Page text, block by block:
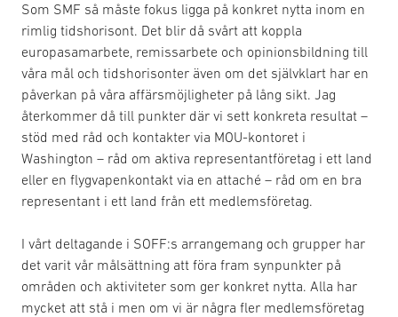
Som SMF så måste fokus ligga på konkret nytta inom en
rimlig tidshorisont. Det blir då svårt att koppla
europasamarbete, remissarbete och opinionsbildning till
våra mål och tidshorisonter även om det självklart har en
påverkan på våra affärsmöjligheter på lång sikt. Jag
återkommer då till punkter där vi sett konkreta resultat –
stöd med råd och kontakter via MOU-kontoret i
Washington – råd om aktiva representantföretag i ett land
eller en flygvapenkontakt via en attaché – råd om en bra
representant i ett land från ett medlemsföretag.
I vårt deltagande i SOFF:s arrangemang och grupper har
det varit vår målsättning att föra fram synpunkter på
områden och aktiviteter som ger konkret nytta. Alla har
mycket att stå i men om vi är några fler medlemsföretag